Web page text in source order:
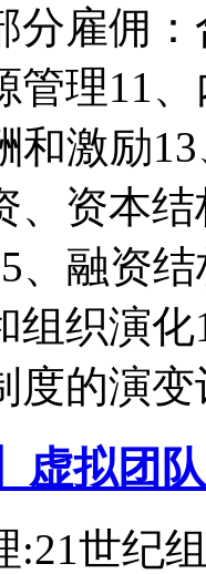
分雇佣
管理11
和激励
、资本
、融资
组织演
度的演
虚拟团
:21世纪